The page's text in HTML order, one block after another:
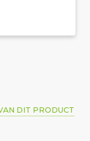
DIT PRODUCT